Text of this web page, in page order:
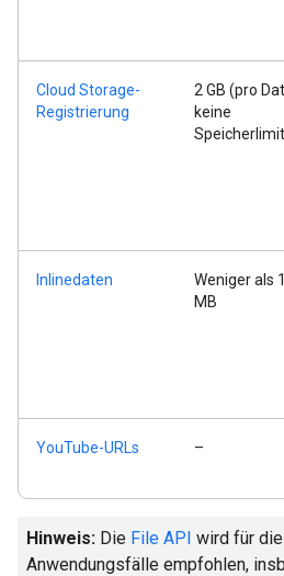
Cloud Storage-
Registrierung
2 GB (pro
keine
Inlinedaten
Weniger als
MB
YouTube-URLs –
Hinweis: Die File API wird für
Anwendungsfälle empfohlen,